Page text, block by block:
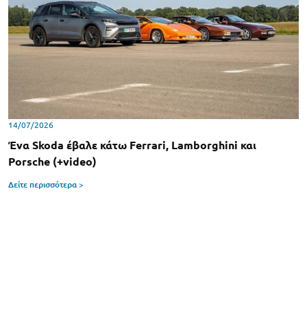
14/07/2026
Ένα Skoda έβαλε κάτω Ferrari, Lamborghini και
Porsche (+video)
Δείτε περισσότερα >